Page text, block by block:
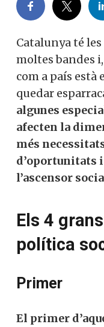
Catalunya té
moltes bandes
com a país està
quedar
algunes
afecten la
més
d’oportunitats
l’ascensor
Els 4
política
Primer
El primer